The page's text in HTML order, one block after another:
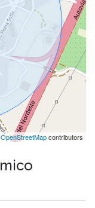
OpenStreetMapcontributors